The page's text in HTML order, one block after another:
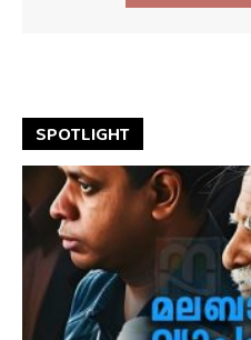
SPOTLIGHT